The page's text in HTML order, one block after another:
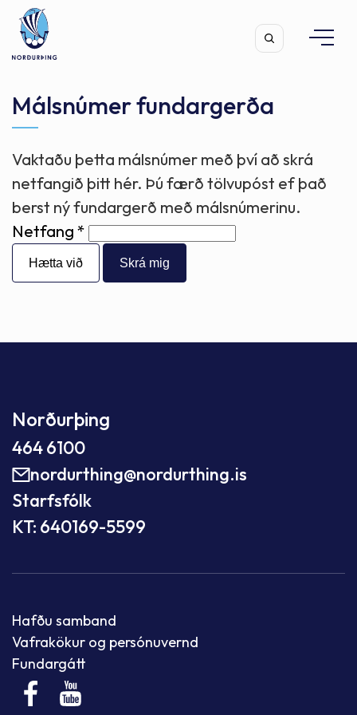
Leita
Málsnúmer fundargerða
Vaktaðu þetta málsnúmer með því að skrá
netfangið þitt hér. Þú færð tölvupóst ef það
berst ný fundargerð með málsnúmerinu.
Netfang
Hætta við
Norðurþing
464 6100
nordurthing@nordurthing.is
Starfsfólk
KT: 640169-5599
Hafðu samband
Vafrakökur og persónuvernd
Fundargátt